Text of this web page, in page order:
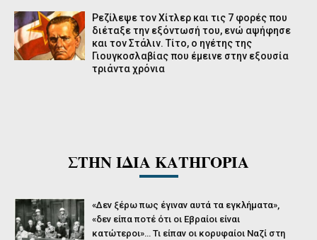
Ρεζίλεψε τον Χίτλερ και τις 7 φορές που
διέταξε την εξόντωσή του, ενώ αψήφησε
και τον Στάλιν. Τίτο, ο ηγέτης της
Γιουγκοσλαβίας που έμεινε στην εξουσία
τριάντα χρόνια
ΣΤΗΝ ΙΔΙΑ ΚΑΤΗΓΟΡΙΑ
«Δεν ξέρω πως έγιναν αυτά τα εγκλήματα»,
«δεν είπα ποτέ ότι οι Εβραίοι είναι
κατώτεροι»… Τι είπαν οι κορυφαίοι Ναζί στη